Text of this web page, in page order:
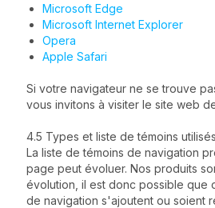
Microsoft Edge
Microsoft Internet Explorer
Opera
Apple Safari
Si votre navigateur ne se trouve
vous invitons à visiter le site web
4.5 Types et liste de témoins utilisés
La liste de témoins de navigation
page peut évoluer. Nos produits
évolution, il est donc possible que
de navigation s'ajoutent ou soient